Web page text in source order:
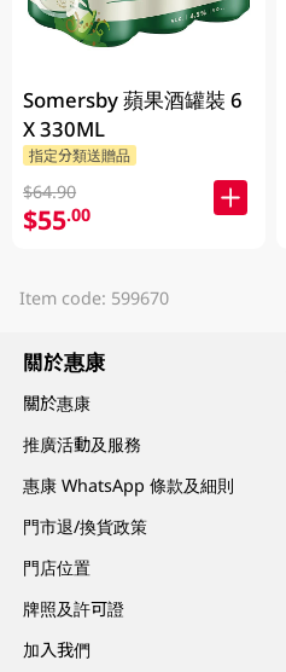
Somersby 蘋果酒罐裝 6
X 330ML
指定分類送贈品
$64.90
$55.00
Item code: 599670
關於惠康
關於惠康
推廣活動及服務
惠康 WhatsApp 條款及細則
門市退/換貨政策
門店位置
牌照及許可證
加入我們